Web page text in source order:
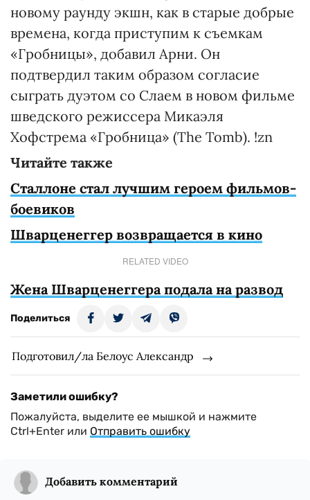
новому раунду экшн, как в старые добрые
времена, когда приступим к съемкам
«Гробницы», добавил Арни. Он
подтвердил таким образом согласие
сыграть дуэтом со Слаем в новом фильме
шведского режиссера Микаэля
Хофстрема «Гробница» (The Tomb). !zn
Читайте также
Сталлоне стал лучшим героем фильмов-
боевиков
Шварценеггер возвращается в кино
RELATED VIDEO
Жена Шварценеггера подала на развод
Поделиться
Подготовил/ла Белоус Александр
Заметили ошибку?
Пожалуйста, выделите ее мышкой и нажмите
Ctrl+Enter или Отправить ошибку
Добавить комментарий